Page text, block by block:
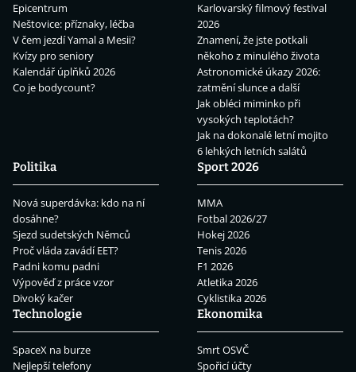
Epicentrum
Neštovice: příznaky, léčba
V čem jezdí Yamal a Mesii?
Kvízy pro seniory
Kalendář úplňků 2026
Co je bodycount?
Karlovarský filmový festival
2026
Znamení, že jste potkali
někoho z minulého života
Astronomické úkazy 2026:
zatmění slunce a další
Jak obléci miminko při
vysokých teplotách?
Jak na dokonalé letní mojito
6 lehkých letních salátů
Politika
Nová superdávka: kdo na ní
dosáhne?
Sjezd sudetských Němců
Proč vláda zavádí EET?
Padni komu padni
Výpověď z práce vzor
Divoký kačer
Sport 2026
MMA
Fotbal 2026/27
Hokej 2026
Tenis 2026
F1 2026
Atletika 2026
Cyklistika 2026
Technologie
SpaceX na burze
Nejlepší telefony
Ekonomika
Smrt OSVČ
Spořicí účty